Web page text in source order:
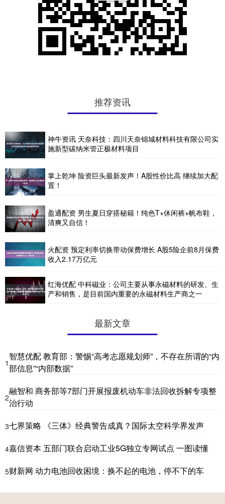
推荐资讯
神牛资讯 天奈科技：四川天奈锦城材料科技有限公司实
施新型碳纳米管正极材料项目
掌上乾坤 险资巨头最新发声！A股性价比高 继续加大配
置！
盈通配资 男生夏日穿搭秘籍！纯色T+休闲裤+帆布鞋，
清爽又自信！
火配资 预定利率切换带动保费增长 A股5险企前8月保费
收入2.17万亿元
红海优配 中科磁业：公司主要从事永磁材料的研发、生
产和销售，是目前国内重要的永磁材料生产商之一
最新文章
1
智慧优配 教育部：警惕“高考志愿规划师”，不存在所谓的“内
部信息”“内部数据”
2
融智和 商务部等7部门开展报废机动车非法回收拆解专项整
治行动
3七界策略 《三体》经典警告成真？国际太空科学界发声
4嘉信资本 五部门联合启动工业5G独立专网试点 一图读懂
5财新网 动力电池回收困境：换不起的电池，停不下的车